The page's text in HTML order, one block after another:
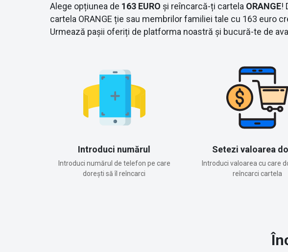
Alege opțiunea de 163 EURO și reîncarcă-ți cartela ORANGE!
cartela ORANGE ție sau membrilor familiei tale cu 163 euro
Urmează pașii oferiți de platforma noastră și bucură-te de
Introduci numărul
Introduci numărul de telefon pe care
dorești să îl reîncarci
Setezi valoarea
Introduci valoarea cu care
reîncarci cartela